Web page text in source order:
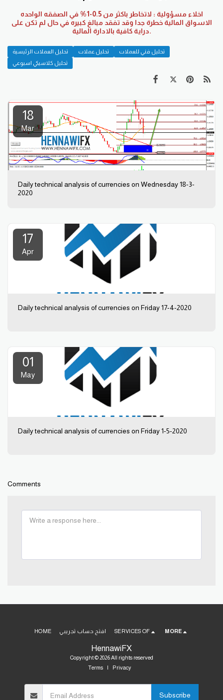
اخلاء مسؤولية : لاتخاطر باكثر من 0.5-1% في الصفقه الواحده
الاسواق المالية خطرة جدا وقد تفقد مبالغ كبيره في حال لم تكن على
دراية كافية بالادارة المالية.
تحليل العملات الرئيسية تحليل عملات
تحليل فني للعملات
تحليل كلاسيكي اسبوعي
18
Mar
Daily technical analysis of currencies on Wednesday 18-3-
2020
17
Apr
Daily technical analysis of currencies on Friday 17-4-2020
01
May
Daily technical analysis of currencies on Friday 1-5-2020
Comments
HennawiFX
Copyright © 2026 All rights reserved
Terms| Privacy
HOME افتح حساب تجريبي SERVICES OF MORE
Subscribe